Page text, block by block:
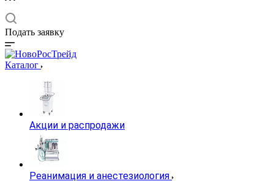
Подать заявку
Каталог
Акции и распродажи
Реанимация и анестезиология